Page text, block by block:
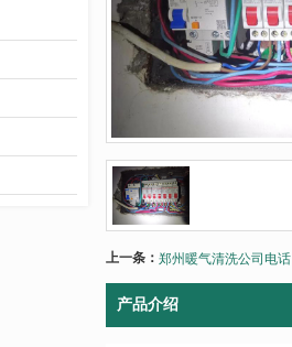
上一条： 郑州暖气清洗公司电话
产品介绍